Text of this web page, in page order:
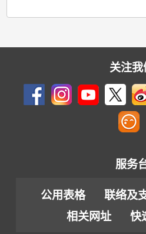
关注我
服务
公用表格 联络及
相关网址
快